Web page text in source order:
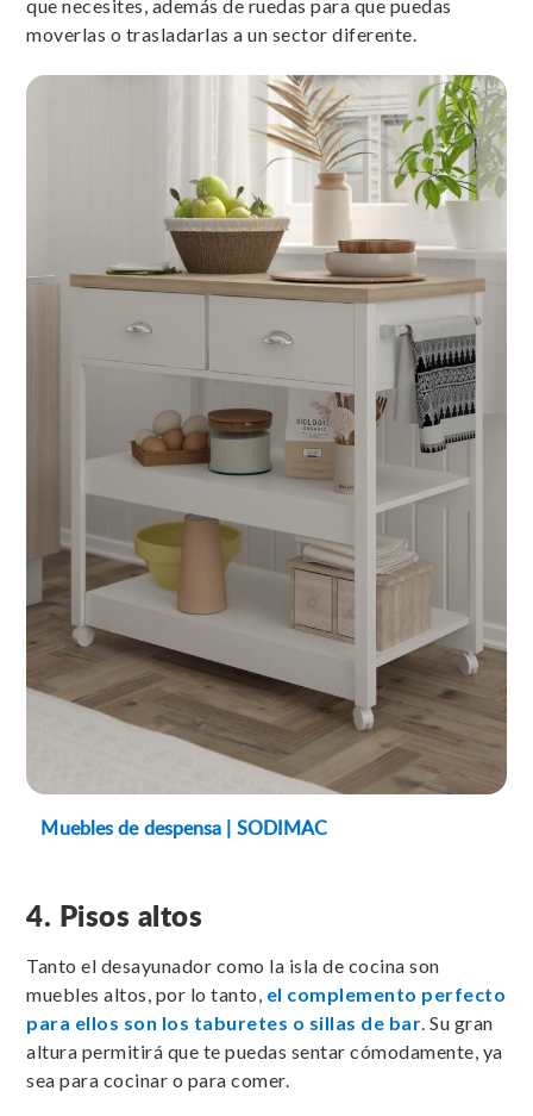
que necesites, además de ruedas para que puedas
moverlas o trasladarlas a un sector diferente.
Muebles de despensa | SODIMAC
4. Pisos altos
Tanto el desayunador como la isla de cocina son
muebles altos, por lo tanto, el complemento perfecto
para ellos son los taburetes o sillas de bar. Su gran
altura permitirá que te puedas sentar cómodamente, ya
sea para cocinar o para comer.